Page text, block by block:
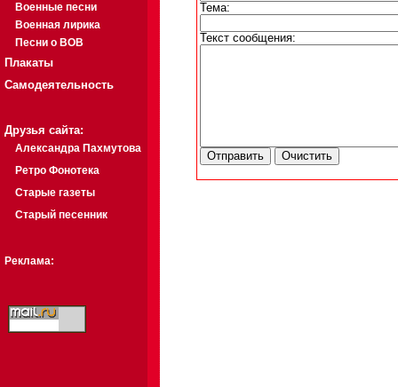
Военные песни
Военная лирика
Песни о ВОВ
Плакаты
Самодеятельность
Друзья сайта:
Александра Пахмутова
Ретро Фонотека
Старые газеты
Старый песенник
Реклама:
Тема:
Текст сообщения: